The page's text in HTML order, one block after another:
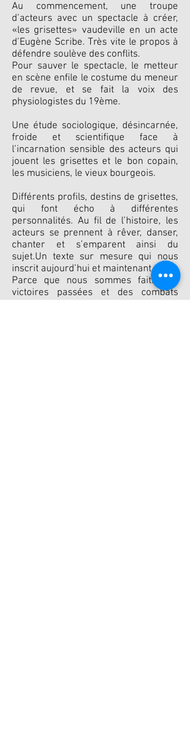
Au commencement, une troupe
d’acteurs avec un spectacle à créer,
«les grisettes» vaudeville en un acte
d’Eugène Scribe. Très vite le propos à
défendre soulève des conflits.
Pour sauver le spectacle, le metteur
en scène enfile le costume du meneur
de revue, et se fait la voix des
physiologistes du 19ème.
Une étude sociologique, désincarnée,
froide et scientifique face à
l’incarnation sensible des acteurs qui
jouent les grisettes et le bon copain,
les musiciens, le vieux bourgeois.
Différents profils, destins de grisettes,
qui font écho à différentes
personnalités. Au fil de l’histoire, les
acteurs se prennent à rêver, danser,
chanter et s’emparent ainsi du
sujet.Un texte sur mesure qui nous
inscrit aujourd’hui et maintenant.
Parce que nous sommes faits des
victoires passées et des combats